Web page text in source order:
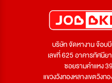
บริษัท จัดหางาน จ๊อบ
เลขที่ 625 อาคารทัศนีย
ซอยรามคำแหง
แขวงวังทองหลางเขตวัง